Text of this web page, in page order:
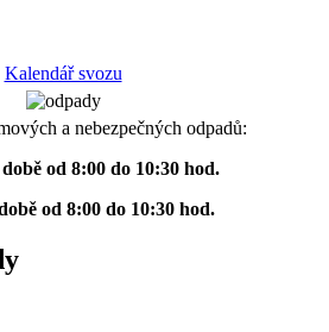
Kalendář svozu
a nebezpečných odpadů:
od 8:00 do 10:30 hod.
od 8:00 do 10:30 hod.